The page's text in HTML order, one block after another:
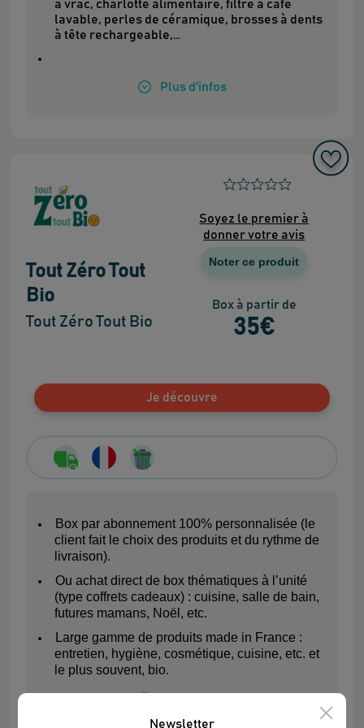
Newsletter
à vrac, charlotte alimentaire, filtre à café
lavable, perles de céramique, brosses à dents
à tête rechargeable,…
Plus d'infos
Soyez le premier à
donner votre avis
Noter ce produit
Box à partir de
35€
Tout Zéro Tout
Bio
Tout Zéro Tout Bio
Je découvre
Box par abonnement 100% personnalisée (le
client fait le choix des produits et du rythme de
livraison).
Ou achat direct de box thématiques à l’unité
(type coffrets cadeaux) : cuisine, salle de bain,
futures mamans, Noël, etc.
Large gamme de produits made in France :
entretien, hygiène, cosmétique, cuisine, etc. et
le plus souvent, bio.